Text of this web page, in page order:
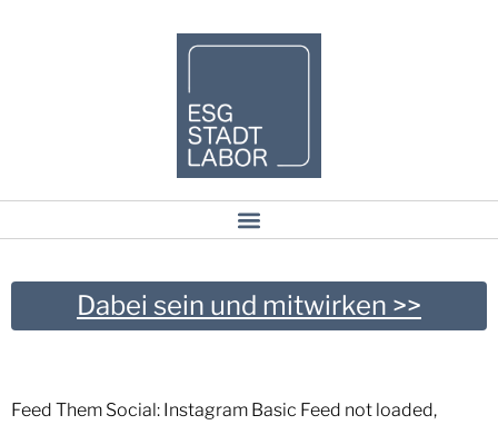
Dabei sein und mitwirken >>
Feed Them Social: Instagram Basic Feed not loaded,